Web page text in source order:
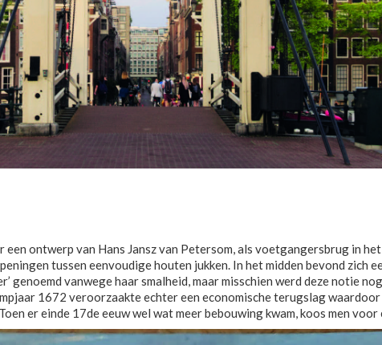
ontwerp van Hans Jansz van Petersom, als voetgangersbrug in
tussen eenvoudige houten jukken. In het midden bevond zich
genoemd vanwege haar smalheid, maar misschien werd deze notie
1672 veroorzaakte echter een economische terugslag
er einde 17de eeuw wel wat meer bebouwing kwam, koos men